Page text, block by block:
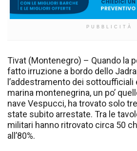
PUBBLICITÀ
Tivat (Montenegro) – Quando la
fatto irruzione a bordo dello
l’addestramento dei sottoufficiali
marina montenegrina, un po’
nave Vespucci, ha trovato solo
state subito arrestate. Tra le
militari hanno ritrovato circa 50
all’80%.